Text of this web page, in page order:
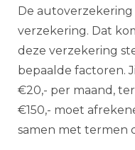
De
verzekering. Dat
deze verzekering
bepaalde factoren.
€20,- per maand,
€150,- moet
samen met termen